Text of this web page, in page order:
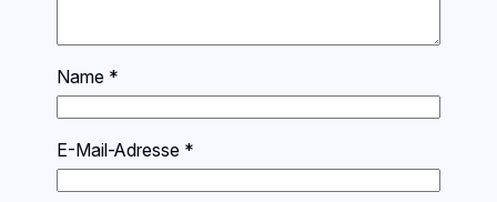
Name *
E-Mail-Adresse *